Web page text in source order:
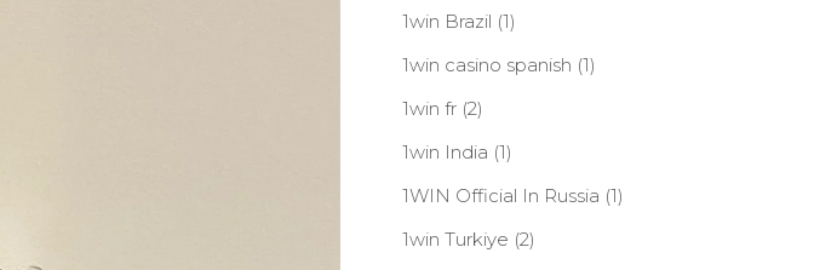
1win Brazil (1)
1win casino spanish (1)
1win fr(2)
1win India (1)
1WIN Official In Russia (1)
1win Turkiye (2)